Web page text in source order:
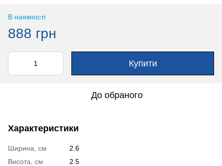
В наявності
888 грн
Купити
До обраного
Характеристики
Ширина, см
2.6
Висота, см
2.5